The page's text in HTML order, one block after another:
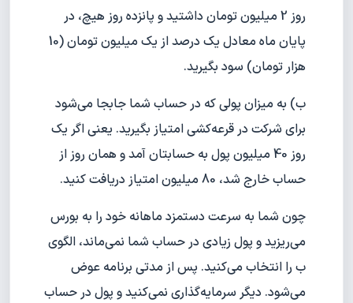
روز 2 میلیون تومان داشتید و پانزده روز هیچ، در
پایان ماه معادل یک درصد از یک میلیون تومان (10
هزار تومان) سود بگیرید.
ب) به میزان پولی که در حساب شما جابجا می‌شود
برای شرکت در قرعه‌کشی امتیاز بگیرید. یعنی اگر یک
روز 40 میلیون پول به حسابتان آمد و همان روز از
حساب خارج شد، 80 میلیون امتیاز دریافت کنید.
چون شما به سرعت دستمزد ماهانه خود را به بورس
می‌ریزید و پول زیادی در حساب شما نمی‌ماند، الگوی
ب را انتخاب می‌کنید. پس از مدتی برنامه عوض
می‌شود. دیگر سرمایه‌گذاری نمی‌کنید و پول در حساب